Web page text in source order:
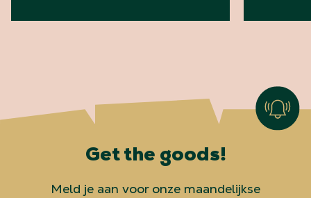
Get the goods!
Meld je aan voor onze maandelijkse